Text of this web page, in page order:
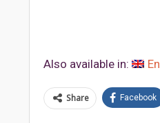
Also available in:
Share Facebook